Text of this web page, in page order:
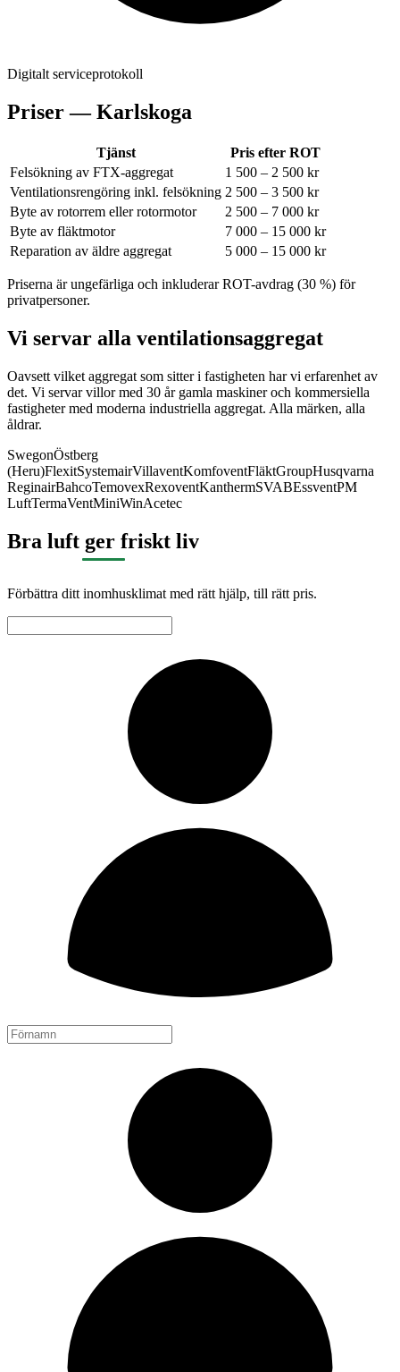
Digitalt serviceprotokoll
Priser —Karlskoga
Tjänst
Pris efter ROT
Felsökning av FTX-aggregat
1 500 – 2 500 kr
Ventilationsrengöring inkl. felsökning 2 500 – 3 500 kr
Byte av rotorrem eller rotormotor
2 500 – 7 000 kr
Byte av fläktmotor
7 000 – 15 000 kr
Reparation av äldre aggregat
5 000 – 15 000 kr
Priserna är ungefärliga och inkluderar ROT-avdrag (30 %) för
privatpersoner.
Vi servar alla ventilationsaggregat
Oavsett vilket aggregat som sitter i fastigheten har vi erfarenhet av
det. Vi servar villor med 30 år gamla maskiner och kommersiella
fastigheter med moderna industriella aggregat. Alla märken, alla
åldrar.
SwegonÖstberg
(Heru)FlexitSystemairVillaventKomfoventFläktGroupHusqvarna
ReginairBahcoTemovexRexoventKanthermSVABEssventPM
LuftTermaVentMiniWinAcetec
Bra luft ger friskt liv
Förbättra ditt inomhusklimat med rätt hjälp, till rätt pris.